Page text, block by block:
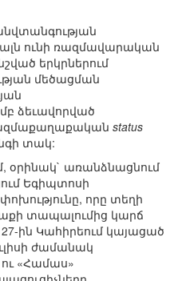
ունի ռազմավարական
երկրներում
մեծացման
ձեւավորված
status
տակ:
օրինակ` առանձնացնում
Եգիպտոսի
որը տեղի
տապալումից կարճ
ին Կահիրեում կայացած
ժամանակ
«Համաս»